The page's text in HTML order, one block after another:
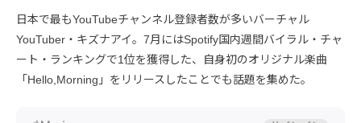
日本で最もYouTubeチャンネル登録者数が多いバーチャル
YouTuber・キズナアイ。7月にはSpotify国内週間バイラル・チャ
ート・ランキングで1位を獲得した、自身初のオリジナル楽曲
「Hello,Morning」をリリースしたことでも話題を集めた。